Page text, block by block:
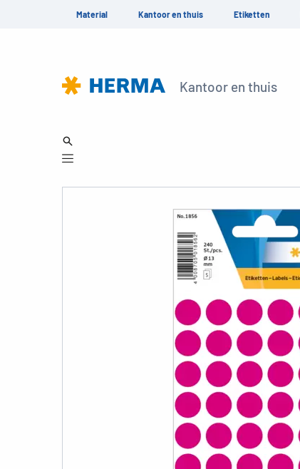
Material Kantoor en thuis Etiketten
Kantoor en thuis